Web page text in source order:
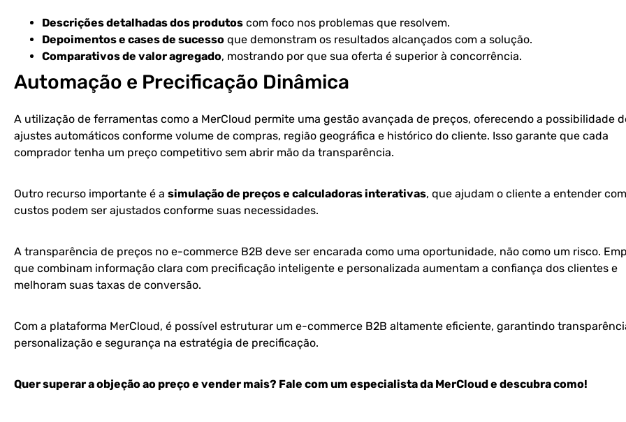
Descrições detalhadas dos produtos com foco nos problemas que resolvem.
Depoimentos e cases de sucesso que demonstram os resultados alcançados com a solução.
Comparativos de valor agregado, mostrando por que sua oferta é superior à concorrência.
Automação e Precificação Dinâmica
A utilização de ferramentas como a MerCloud permite uma gestão avançada de preços, oferecendo a possibilidade
ajustes automáticos conforme volume de compras, região geográfica e histórico do cliente. Isso garante que cada
comprador tenha um preço competitivo sem abrir mão da transparência.
Outro recurso importante é a simulação de preços e calculadoras interativas, que ajudam o cliente a entender
custos podem ser ajustados conforme suas necessidades.
A transparência de preços no e-commerce B2B deve ser encarada como uma oportunidade, não como um risco.
que combinam informação clara com precificação inteligente e personalizada aumentam a confiança dos clientes e
melhoram suas taxas de conversão.
Com a plataforma MerCloud, é possível estruturar um e-commerce B2B altamente eficiente, garantindo
personalização e segurança na estratégia de precificação.
Quer superar a objeção ao preço e vender mais? Fale com um especialista da MerCloud e descubra como!